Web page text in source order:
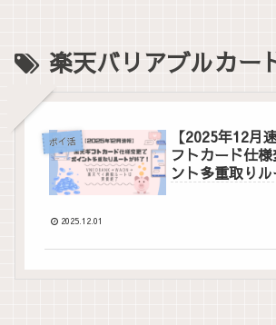
楽天バリアブルカー
ポイ活
【2025年12月
フトカード仕
ント多重取り
2025.12.01